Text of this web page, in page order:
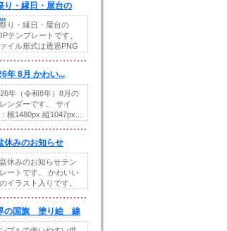
り・縁日・屋台の
り・縁日・屋台の
テンプレートです。
イル形式は透過PNG
年 8月 かわい...
年（令和8年）8月の
ンダーです。 サイ
横1480px 縦1047px...
休みのお知らせ
休みのお知らせテン
ートです。 かわいい
イラスト入りです。
の国旗 塗り絵 線